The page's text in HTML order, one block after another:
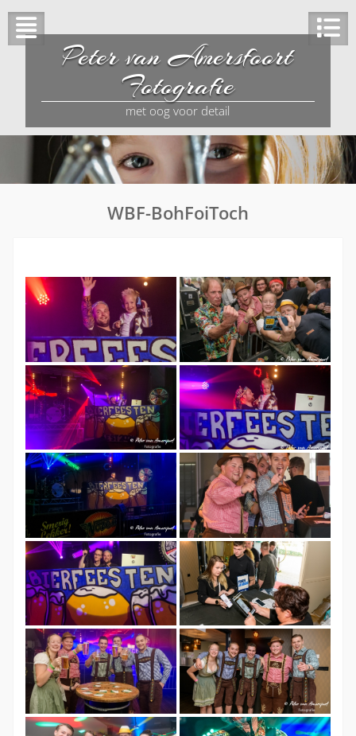
Peter van Amersfoort
Fotografie
met oog voor detail
WBF-BohFoiToch